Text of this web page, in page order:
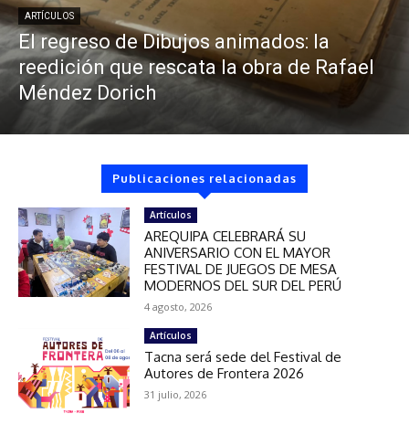
ARTÍCULOS
El regreso de Dibujos animados: la
reedición que rescata la obra de Rafael
Méndez Dorich
Publicaciones relacionadas
Artículos
AREQUIPA CELEBRARÁ SU
ANIVERSARIO CON EL MAYOR
FESTIVAL DE JUEGOS DE MESA
MODERNOS DEL SUR DEL PERÚ
4 agosto, 2026
Artículos
Tacna será sede del Festival de
Autores de Frontera 2026
31 julio, 2026